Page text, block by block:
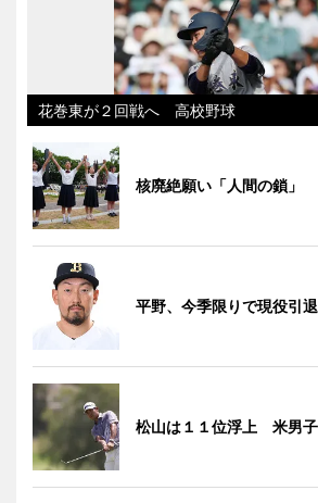
花巻東が２回戦へ 高校野球
核廃絶願い「人間の鎖」
平野、今季限りで現役引
松山は１１位浮上 米男